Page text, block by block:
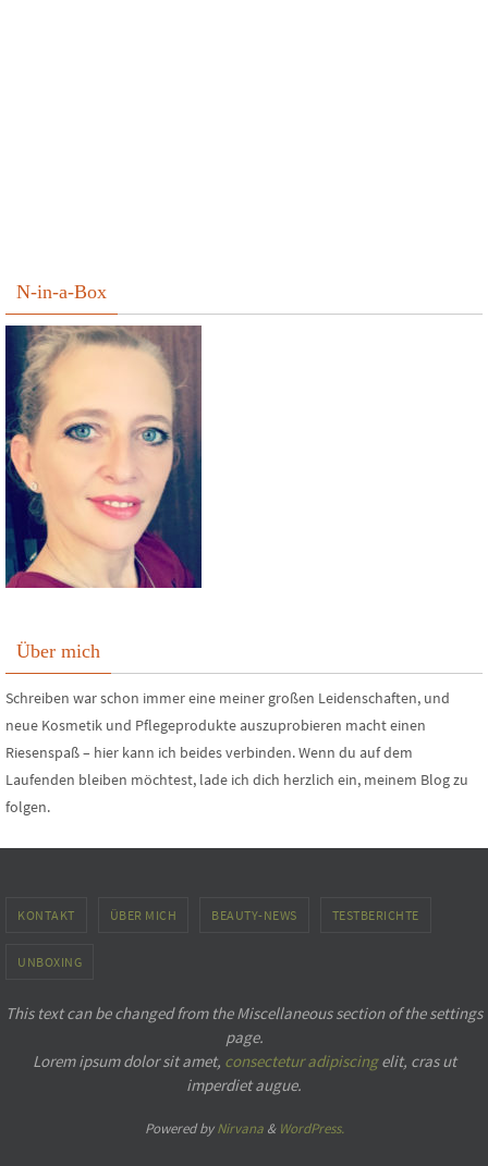
N-in-a-Box
Über mich
Schreiben war schon immer eine meiner großen Leidenschaften, und
neue Kosmetik und Pflegeprodukte auszuprobieren macht einen
Riesenspaß – hier kann ich beides verbinden. Wenn du auf dem
Laufenden bleiben möchtest, lade ich dich herzlich ein, meinem Blog zu
folgen.
KONTAKT ÜBER MICH BEAUTY-NEWS TESTBERICHTE
UNBOXING
This text can be changed from the Miscellaneous section of the settings
page.
Lorem ipsumdolor sit amet, consectetur adipiscingelit, cras ut
imperdiet augue.
Powered byNirvana& WordPress.